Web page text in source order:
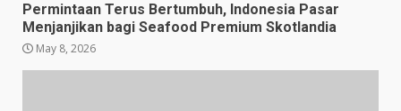
Permintaan Terus Bertumbuh, Indonesia Pasar
Menjanjikan bagi Seafood Premium Skotlandia
May 8, 2026